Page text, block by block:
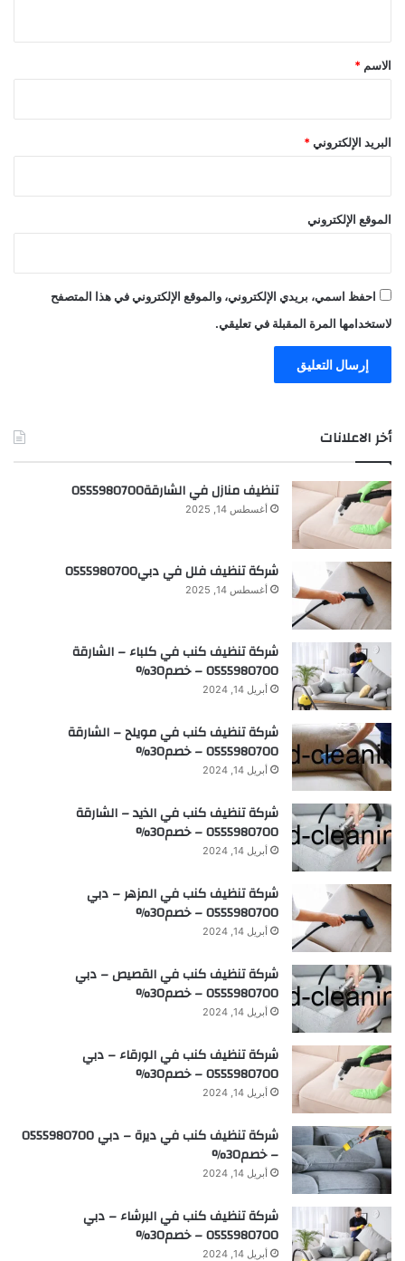
*
الاسم *
البريد الإلكتروني *
الموقع الإلكتروني
احفظ اسمي، بريدي الإلكتروني، والموقع الإلكتروني في هذا المتصفح
لاستخدامها المرة المقبلة في تعليقي.
أخر الاعلانات
تنظيف منازل في الشارقة0555980700
أغسطس 14, 2025
شركة تنظيف فلل في دبي0555980700
أغسطس 14, 2025
شركة تنظيف كنب في كلباء – الشارقة
0555980700 – خصم30%
أبريل 14, 2024
شركة تنظيف كنب في مويلح – الشارقة
0555980700 – خصم30%
أبريل 14, 2024
شركة تنظيف كنب في الذيد – الشارقة
0555980700 – خصم30%
أبريل 14, 2024
شركة تنظيف كنب في المزهر – دبي
0555980700 – خصم30%
أبريل 14, 2024
شركة تنظيف كنب في القصيص – دبي
0555980700 – خصم30%
أبريل 14, 2024
شركة تنظيف كنب في الورقاء – دبي
0555980700 – خصم30%
أبريل 14, 2024
شركة تنظيف كنب في ديرة – دبي 0555980700
– خصم30%
أبريل 14, 2024
شركة تنظيف كنب في البرشاء – دبي
0555980700 – خصم30%
أبريل 14, 2024